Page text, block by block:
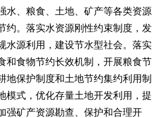
水、粮食、土地、矿产等各类资源
约。落实水资源刚性约束制度，发
水源利用，建设节水型社会。落实
和食物节约长效机制，开展粮食节
地保护制度和土地节约集约利用制
模式，优化存量土地开发利用，提
强矿产资源勘查、保护和合理开